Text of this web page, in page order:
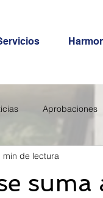
Aprobaciones
min de lectura